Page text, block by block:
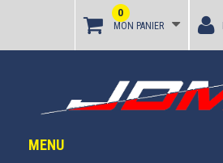
MON PANIER
0
MENU